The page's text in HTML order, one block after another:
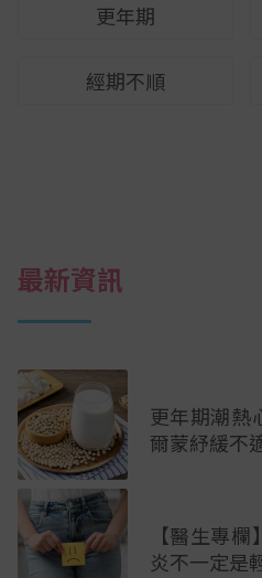
更年期
經期不順
最新資訊
更年期潮熱
爾蒙紓緩不
【醫生專
炎不一定是